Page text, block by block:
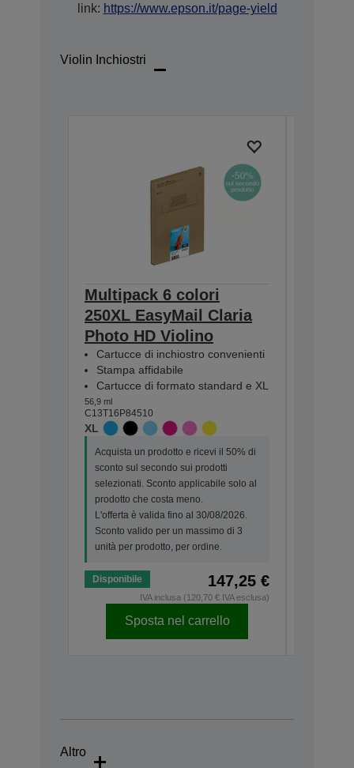
link: https://www.epson.it/page-yield
Violin Inchiostri
Multipack 6 colori
250XL EasyMail Claria
Photo HD Violino
Cartucce di inchiostro convenienti
Stampa affidabile
Cartucce di formato standard e XL
56,9 ml
C13T16P84510
XL
Acquista un prodotto e ricevi il 50% di
sconto sul secondo sui prodotti
selezionati. Sconto applicabile solo al
prodotto che costa meno.
L'offerta è valida fino al 30/08/2026.
Sconto valido per un massimo di 3
unità per prodotto, per ordine.
Disponibile 147,25 €
IVA inclusa (120,70 € IVA esclusa)
Sposta nel carrello
Altro